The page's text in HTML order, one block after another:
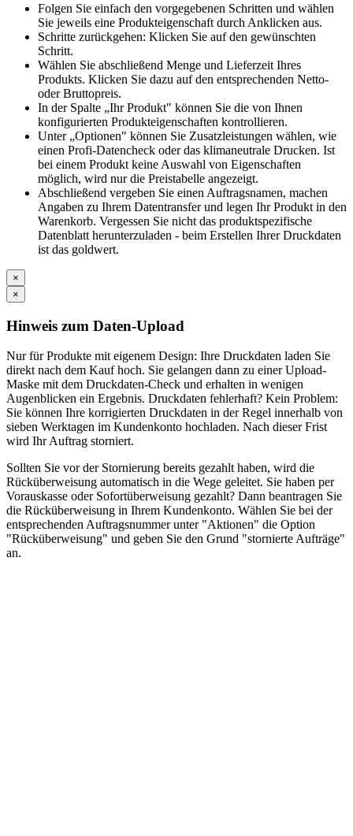
Folgen Sie einfach den vorgegebenen Schritten und wählen
Sie jeweils eine Produkteigenschaft durch Anklicken aus.
Schritte zurückgehen: Klicken Sie auf den gewünschten
Schritt.
Wählen Sie abschließend Menge und Lieferzeit Ihres
Produkts. Klicken Sie dazu auf den entsprechenden Netto-
oder Bruttopreis.
In der Spalte „Ihr Produkt" können Sie die von Ihnen
konfigurierten Produkteigenschaften kontrollieren.
Unter „Optionen" können Sie Zusatzleistungen wählen, wie
einen Profi-Datencheck oder das klimaneutrale Drucken. Ist
bei einem Produkt keine Auswahl von Eigenschaften
möglich, wird nur die Preistabelle angezeigt.
Abschließend vergeben Sie einen Auftragsnamen, machen
Angaben zu Ihrem Datentransfer und legen Ihr Produkt in den
Warenkorb. Vergessen Sie nicht das produktspezifische
Datenblatt herunterzuladen - beim Erstellen Ihrer Druckdaten
ist das goldwert.
×
×
Hinweis zum Daten-Upload
Nur für Produkte mit eigenem Design: Ihre Druckdaten laden Sie
direkt nach dem Kauf hoch. Sie gelangen dann zu einer Upload-
Maske mit dem Druckdaten-Check und erhalten in wenigen
Augenblicken ein Ergebnis. Druckdaten fehlerhaft? Kein Problem:
Sie können Ihre korrigierten Druckdaten in der Regel innerhalb von
sieben Werktagen im Kundenkonto hochladen. Nach dieser Frist
wird Ihr Auftrag storniert.
Sollten Sie vor der Stornierung bereits gezahlt haben, wird die
Rücküberweisung automatisch in die Wege geleitet. Sie haben per
Vorauskasse oder Sofortüberweisung gezahlt? Dann beantragen Sie
die Rücküberweisung in Ihrem Kundenkonto. Wählen Sie bei der
entsprechenden Auftragsnummer unter "Aktionen" die Option
"Rücküberweisung" und geben Sie den Grund "stornierte Aufträge"
an.